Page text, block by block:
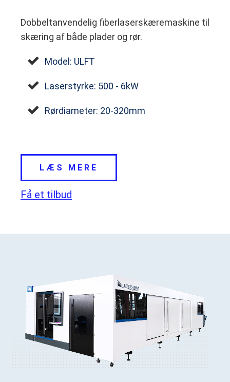
Dobbeltanvendelig fiberlaserskæremaskine til
skæring af både plader og rør.
Model: ULFT
Laserstyrke: 500 - 6kW
Rørdiameter: 20-320mm
LÆS MERE
Få et tilbud